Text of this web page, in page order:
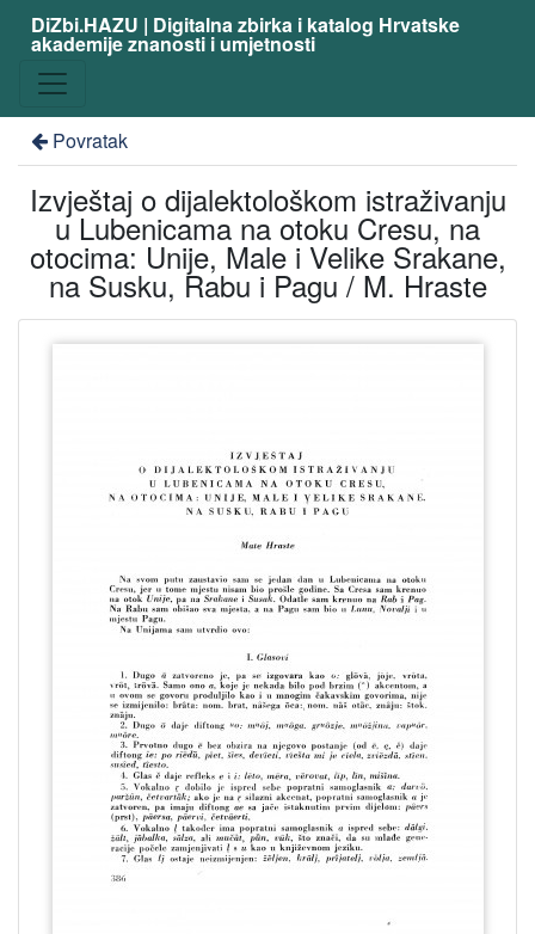
DiZbi.HAZU | Digitalna zbirka i katalog Hrvatske
akademije znanosti i umjetnosti
Povratak
Izvještaj o dijalektološkom istraživanju
u Lubenicama na otoku Cresu, na
otocima: Unije, Male i Velike Srakane,
na Susku, Rabu i Pagu / M. Hraste